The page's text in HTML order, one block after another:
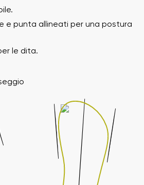
e punta allineati per una postura
le dita.